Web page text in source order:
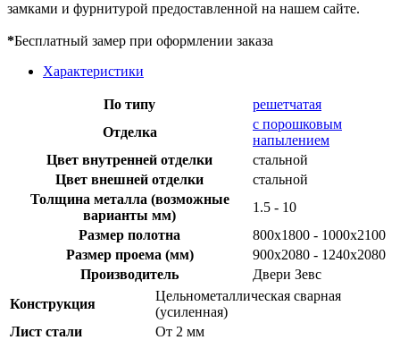
замками и фурнитурой предоставленной на нашем сайте.
*Бесплатный замер при оформлении заказа
Характеристики
По типу
решетчатая
Отделка
с порошковым
напылением
Цвет внутренней отделки
стальной
Цвет внешней отделки
стальной
Толщина металла (возможные
варианты мм)
1.5 - 10
Размер полотна
800x1800 - 1000x2100
Размер проема (мм)
900х2080 - 1240х2080
Производитель
Двери Зевс
Конструкция
Цельнометаллическая сварная
(усиленная)
Лист стали
От 2 мм